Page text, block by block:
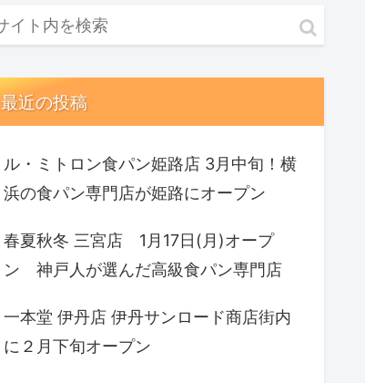
最近の投稿
ル・ミトロン食パン姫路店 3月中旬！横
浜の食パン専門店が姫路にオープン
春夏秋冬 三宮店 1月17日(月)オープ
ン 神戸人が選んだ高級食パン専門店
一本堂 伊丹店 伊丹サンロード商店街内
に２月下旬オープン